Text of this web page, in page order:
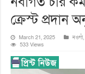
ক্রেস্ট প্রদান
March 21, 2025 নওগাঁ
533 Views